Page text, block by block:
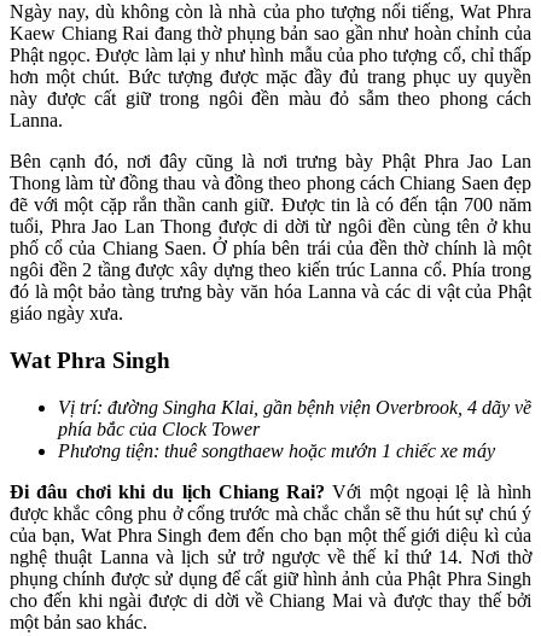
Ngày nay, dù không còn là nhà của pho tượng nổi tiếng, Wat Phra
Kaew Chiang Rai đang thờ phụng bản sao gần như hoàn chỉnh của
Phật ngọc. Được làm lại y như hình mẫu của pho tượng cổ, chỉ thấp
hơn một chút. Bức tượng được mặc đầy đủ trang phục uy quyền
này được cất giữ trong ngôi đền màu đỏ sẫm theo phong cách
Lanna.
Bên cạnh đó, nơi đây cũng là nơi trưng bày Phật Phra Jao Lan
Thong làm từ đồng thau và đồng theo phong cách Chiang Saen đẹp
đẽ với một cặp rắn thần canh giữ. Được tin là có đến tận 700 năm
tuổi, Phra Jao Lan Thong được di dời từ ngôi đền cùng tên ở khu
phố cổ của Chiang Saen. Ở phía bên trái của đền thờ chính là một
ngôi đền 2 tầng được xây dựng theo kiến trúc Lanna cổ. Phía trong
đó là một bảo tàng trưng bày văn hóa Lanna và các di vật của Phật
giáo ngày xưa.
Wat Phra Singh
Vị trí: đường Singha Klai, gần bệnh viện Overbrook, 4 dãy về
phía bắc của Clock Tower
Phương tiện: thuê songthaew hoặc mướn 1 chiếc xe máy
Đi đâu chơi khi du lịch Chiang Rai? Với một ngoại lệ là hình
được khắc công phu ở cổng trước mà chắc chắn sẽ thu hút sự chú ý
của bạn, Wat Phra Singh đem đến cho bạn một thế giới diệu kì của
nghệ thuật Lanna và lịch sử trở ngược về thế kỉ thứ 14. Nơi thờ
phụng chính được sử dụng để cất giữ hình ảnh của Phật Phra Singh
cho đến khi ngài được di dời về Chiang Mai và được thay thế bởi
một bản sao khác.